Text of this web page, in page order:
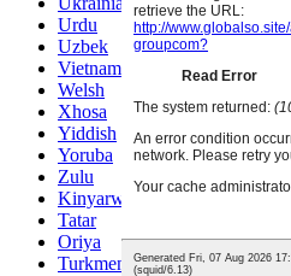
Urdu
Uzbek
Vietnamese
Welsh
Xhosa
Yiddish
Yoruba
Zulu
Kinyarwanda
Tatar
Oriya
Turkmen